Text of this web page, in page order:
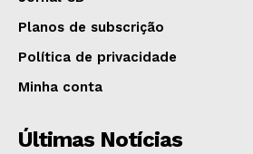
Planos de subscrição
Política de privacidade
Minha conta
Últimas Notícias